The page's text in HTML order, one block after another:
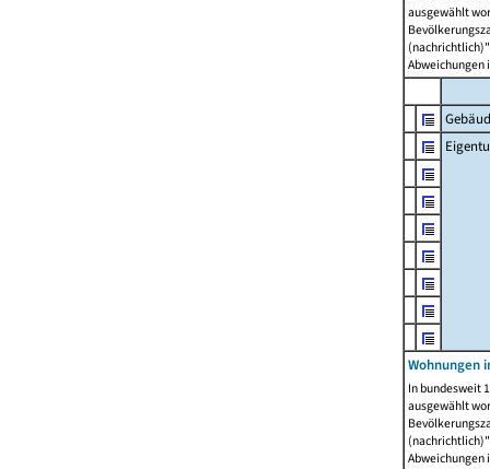
ausgewählt
Abweichungen
Wohnungen
In bundesweit
ausgewählt
Abweichungen